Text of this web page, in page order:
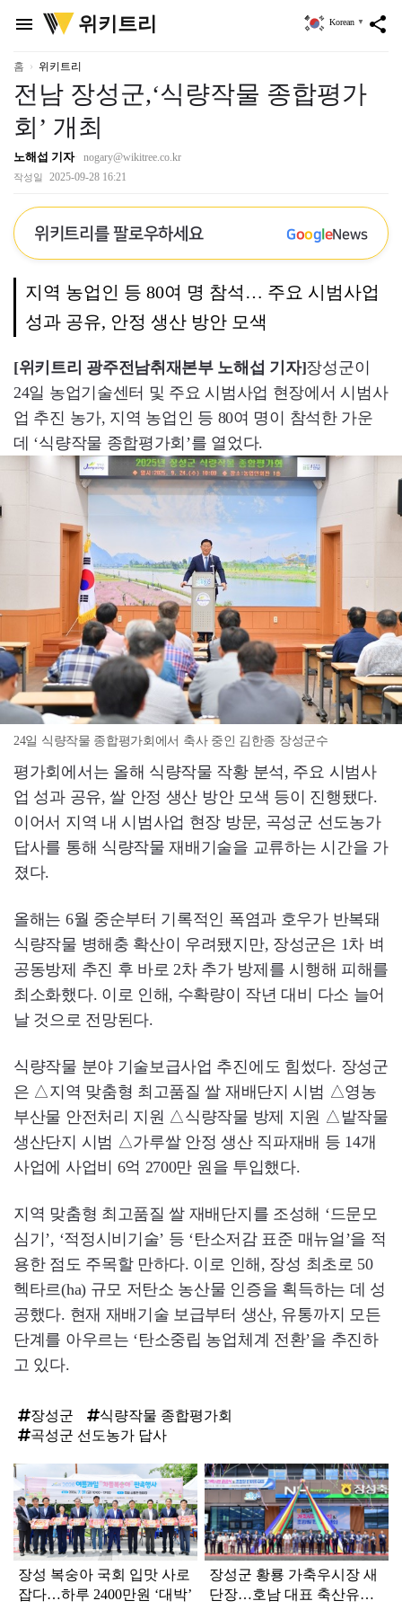
menu
위
키
리
위키트리 share
Korean ▼
홈 위키트리
전남 장성군,‘식량작물 종합평가
회’ 개최
노해섭 기자 nogary@wikitree.co.kr
작성일 2025-09-28 16:21
위키트리를 팔로우하세요 GoogleNews
지역 농업인 등 80여 명 참석… 주요 시범사업
성과 공유, 안정 생산 방안 모색
[위키트리 광주전남취재본부 노해섭 기자]장성군이
24일 농업기술센터 및 주요 시범사업 현장에서 시범사
업 추진 농가, 지역 농업인 등 80여 명이 참석한 가운
데 ‘식량작물 종합평가회’를 열었다.
24일 식량작물 종합평가회에서 축사 중인 김한종 장성군수
평가회에서는 올해 식량작물 작황 분석, 주요 시범사
업 성과 공유, 쌀 안정 생산 방안 모색 등이 진행됐다.
이어서 지역 내 시범사업 현장 방문, 곡성군 선도농가
답사를 통해 식량작물 재배기술을 교류하는 시간을 가
졌다.
올해는 6월 중순부터 기록적인 폭염과 호우가 반복돼
식량작물 병해충 확산이 우려됐지만, 장성군은 1차 벼
공동방제 추진 후 바로 2차 추가 방제를 시행해 피해를
최소화했다. 이로 인해, 수확량이 작년 대비 다소 늘어
날 것으로 전망된다.
식량작물 분야 기술보급사업 추진에도 힘썼다. 장성군
은 △지역 맞춤형 최고품질 쌀 재배단지 시범 △영농
부산물 안전처리 지원 △식량작물 방제 지원 △밭작물
생산단지 시범 △가루쌀 안정 생산 직파재배 등 14개
사업에 사업비 6억 2700만 원을 투입했다.
지역 맞춤형 최고품질 쌀 재배단지를 조성해 ‘드문모
심기’, ‘적정시비기술’ 등 ‘탄소저감 표준 매뉴얼’을 적
용한 점도 주목할 만하다. 이로 인해, 장성 최초로 50
헥타르(ha) 규모 저탄소 농산물 인증을 획득하는 데 성
공했다. 현재 재배기술 보급부터 생산, 유통까지 모든
단계를 아우르는 ‘탄소중립 농업체계 전환’을 추진하
고 있다.
장성군
식량작물 종합평가회
곡성군 선도농가 답사
탑
라
인
장성 복숭아 국회 입맛 사로
잡다…하루 2400만원 ‘대박’
장성군 황룡 가축우시장 새
단장…호남 대표 축산유통